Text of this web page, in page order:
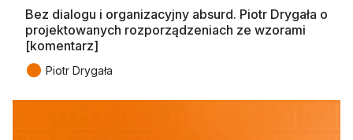
Bez dialogu i organizacyjny absurd. Piotr Drygała o
projektowanych rozporządzeniach ze wzorami
[komentarz]
● Piotr Drygała